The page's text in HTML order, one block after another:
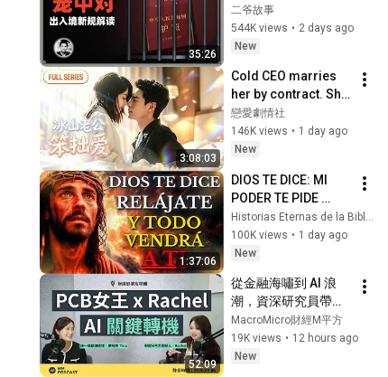
35:26
人还有出国的机会
吗？
二爷故事
544K views • 2 days ago
New
3:08:03
Cold CEO marries
her by contract. She
thought it was
loveless, but he
secretly spoils her!
戀愛劇情社
146K views • 1 day ago
New
1:37:06
DIOS TE DICE: MI
PODER TE PIDE
RELÁJARTE Y
SOLTAR EL
CONTROL, TODO
MOMENTO
PERFECTO
100K views • 1 day ago
New
52:09
從金融海嘯到 AI 浪
潮，資深研究員帶你
看市場｜財經好朋友
特輯
MacroMicro財經M平方
19K views • 12 hours ago
New